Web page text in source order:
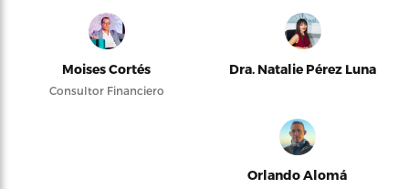
Moises Cortés
Consultor Financiero
Dra. Natalie Pérez Luna
Orlando Alomá